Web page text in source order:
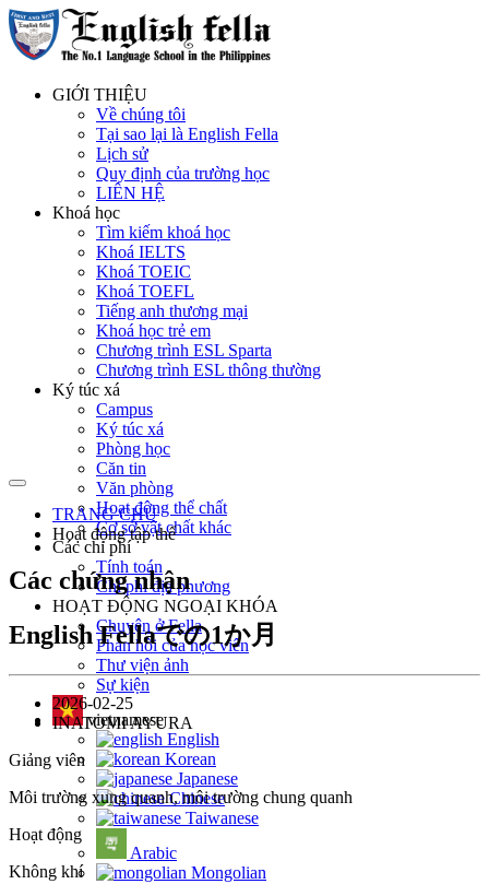
GIỚI THIỆU
Về chúng tôi
Tại sao lại là English Fella
Lịch sử
Quy định của trường học
LIÊN HỆ
Khoá học
Tìm kiếm khoá học
Khoá IELTS
Khoá TOEIC
Khoá TOEFL
Tiếng anh thương mại
Khoá học trẻ em
Chương trình ESL Sparta
Chương trình ESL thông thường
Ký túc xá
Campus
Ký túc xá
Phòng học
Căn tin
Văn phòng
Hoạt động thể chất
Cơ sở vật chất khác
Các chi phí
Tính toán
Chi phí địa phương
HOẠT ĐỘNG NGOẠI KHÓA
Chuyện ở Fella
Phản hồi của học viên
Thư viện ảnh
Sự kiện
vietnamese
English
Korean
Japanese
Chinese
Taiwanese
Arabic
Mongolian
TRANG CHỦ
Hoạt động tập thể
Các chứng nhận
English Fellaでの1か月
2026-02-25
INATOMI AYURA
Giảng viên
Môi trường xung quanh, môi trường chung quanh
Hoạt động
Không khí